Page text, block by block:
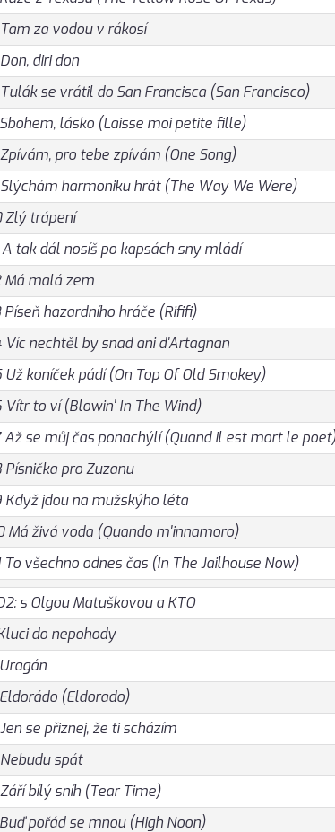
za vodou v rákosí
diri don
se vrátil do San Francisca (San Francisco)
lásko (Laisse moi petite fille)
pro tebe zpívám (One Song)
harmoniku hrát (The Way We Were)
Zlý trápení
A tak dál nosíš po kapsách sny mládí
Má malá zem
Píseň hazardního hráče (Rififi)
Víc nechtěl by snad ani d'Artagnan
Už koníček pádí (On Top Of Old Smokey)
Vítr to ví (Blowin' In The Wind)
Až se můj čas ponachýlí (Quand il est mort le
Písnička pro Zuzanu
Když jdou na mužskýho léta
Má živá voda (Quando m'innamoro)
To všechno odnes čas (In The Jailhouse Now)
s Olgou Matuškovou a KTO
do nepohody
(Eldorado)
se přiznej, že ti scházím
spát
bílý sníh (Tear Time)
pořád se mnou (High Noon)